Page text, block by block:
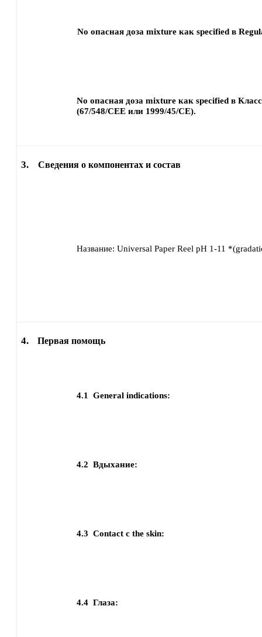
No опасная доза mixture как specified в
No опасная доза mixture как specified в
(67/548/CEE или 1999/45/CE).
3. Сведения о компонентах и состав
Название: Universal Paper Reel pH 1-11
4. Первая помощь
4.1 General indications:
4.2 Вдыхание:
4.3 Contact с the skin:
4.4 Глаза: